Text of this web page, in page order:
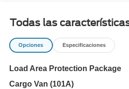
Todas las
Opciones Especificaciones
Load Area Protection Package
Cargo Van (101A)